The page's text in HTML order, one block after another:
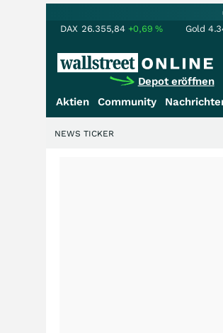
DAX 26.355,84 +0,69% Gold
Depot eröffnen
Aktien Community
NEWS TICKER